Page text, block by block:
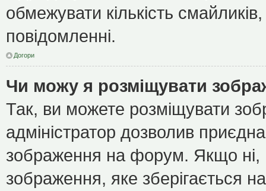
обмежувати кількість
повідомленні.
Догори
Чи можу я розміщувати
Так, ви можете розміщувати
адміністратор дозволив
зображення на форум. Якщо ні,
зображення, яке зберігається